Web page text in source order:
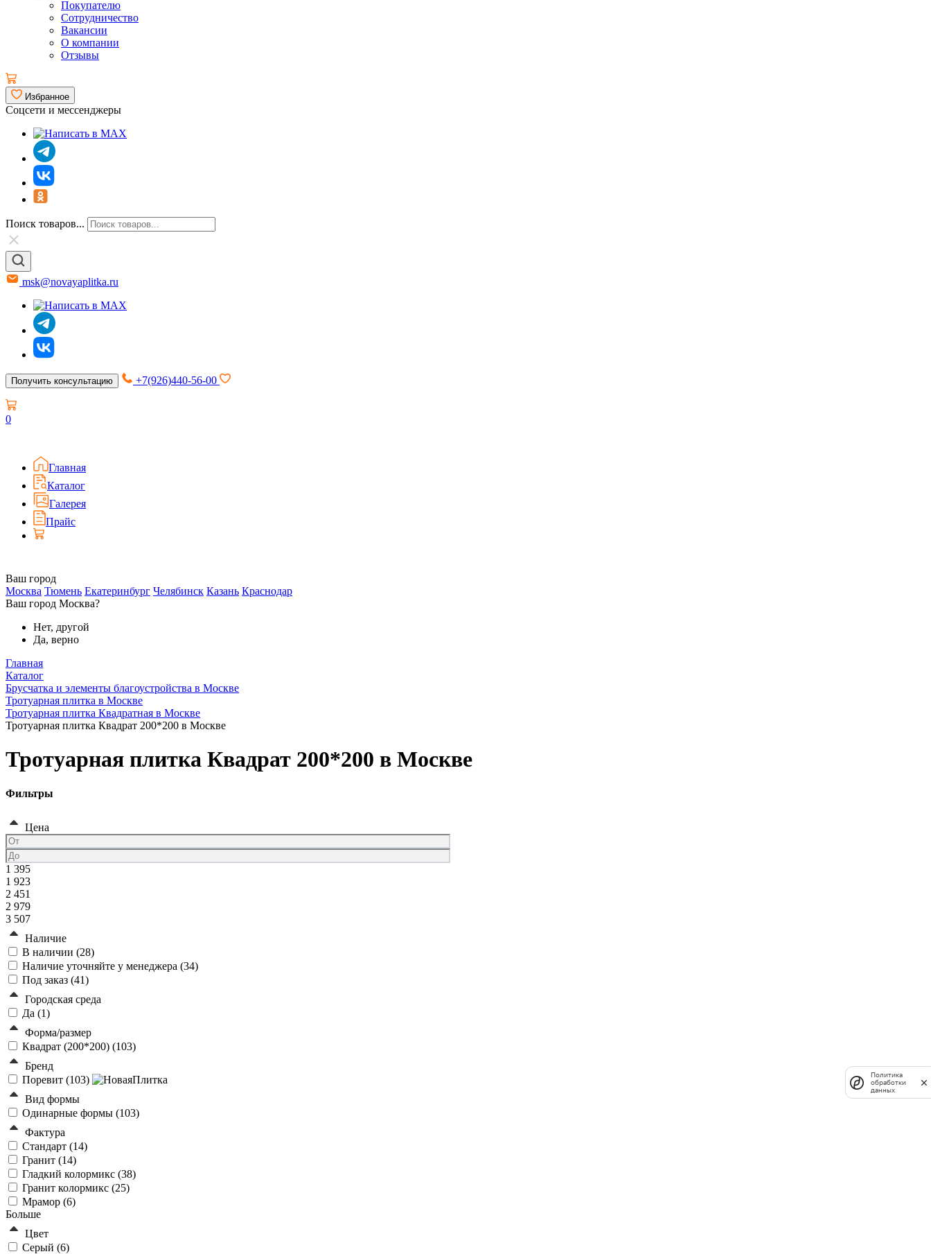
Покупателю
Сотрудничество
Вакансии
О компании
Отзывы
Избранное
Соцсети и мессенджеры
Поиск товаров...
msk@novayaplitka.ru
Получить консультацию +7(926)440-56-00
0
Главная
Каталог
Галерея
Прайс
Ваш город
Москва Тюмень Екатеринбург Челябинск Казань Краснодар
Ваш город Москва?
Нет, другой
Да, верно
Главная
Каталог
Брусчатка и элементы благоустройства в Москве
Тротуарная плитка в Москве
Тротуарная плитка Квадратная в Москве
Тротуарная плитка Квадрат 200*200 в Москве
Тротуарная плитка Квадрат 200*200 в Москве
Фильтры
Цена
1 395
1 923
2 451
2 979
3 507
Наличие
В наличии (28)
Наличие уточняйте у менеджера (34)
Под заказ (41)
Городская среда
Да (1)
Форма/размер
Квадрат (200*200) (103)
Бренд
Поревит (103)
Вид формы
Одинарные формы (103)
Фактура
Стандарт (14)
Гранит (14)
Гладкий колормикс (38)
Гранит колормикс (25)
Мрамор (6)
Больше
Цвет
Серый (6)
Политика
обработки
данных